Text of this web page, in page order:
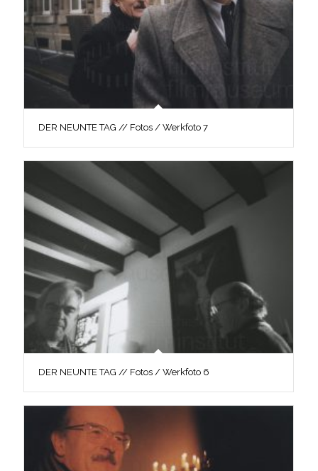
DER NEUNTE TAG // Fotos / Werkfoto 7
DER NEUNTE TAG // Fotos / Werkfoto 6